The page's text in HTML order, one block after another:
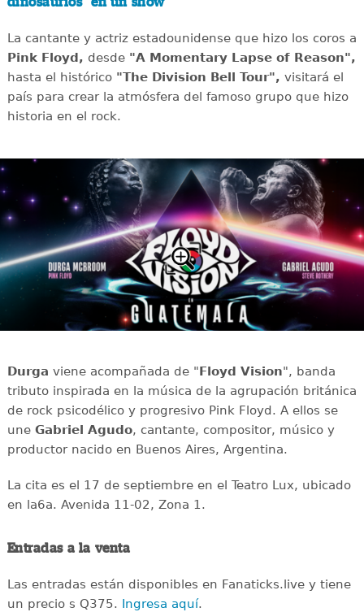
La cantante y actriz estadounidense que hizo los coros a
Pink Floyd, desde"A Momentary Lapse of Reason",
hasta el histórico"The Division Bell Tour", visitará el
país para crear la atmósfera del famoso grupo que hizo
historia en el rock.
Durga viene acompañada de "Floyd Vision", banda
tributo inspirada en la música de la agrupación británica
de rock psicodélico y progresivo Pink Floyd. A ellos se
une Gabriel Agudo, cantante, compositor, músico y
productor nacido en Buenos Aires, Argentina.
La cita es el 17 de septiembre en el Teatro Lux, ubicado
en la6a. Avenida 11-02, Zona 1.
Entradas a la venta
Las entradas están disponibles en Fanaticks.live y tiene
un precio s Q375. Ingresa aquí.